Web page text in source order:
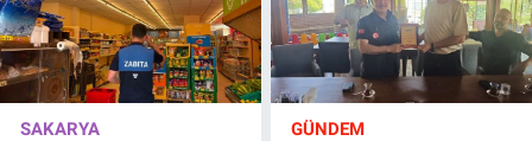
SAKARYA GÜNDEM